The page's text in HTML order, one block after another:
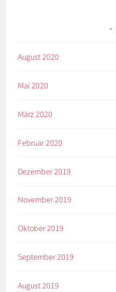
August 2020
Mai 2020
März 2020
Februar 2020
Dezember 2019
November 2019
Oktober 2019
September 2019
August 2019